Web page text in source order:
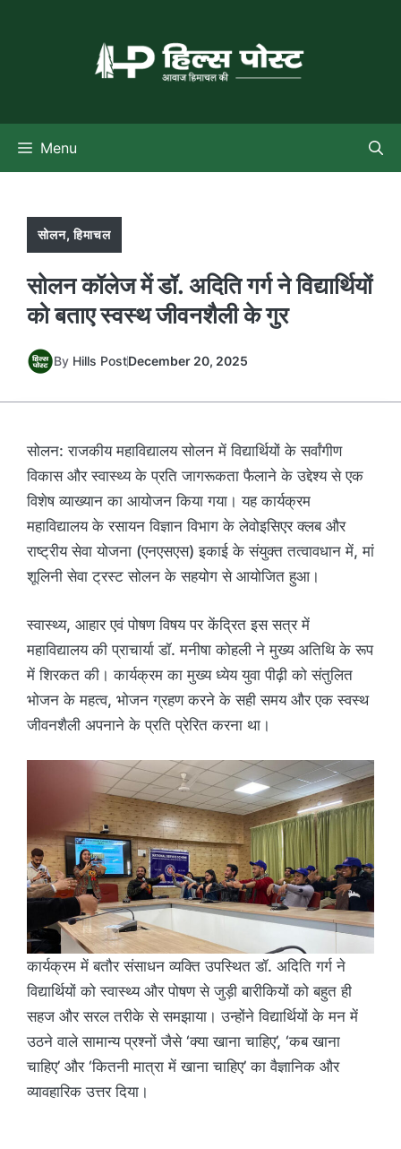
Menu
सोलन,हिमाचल
सोलन कॉलेज में डॉ. अदिति गर्ग ने विद्यार्थियों
को बताए स्वस्थ जीवनशैली के गुर
By Hills PostDecember 20, 2025
सोलन: राजकीय महाविद्यालय सोलन में विद्यार्थियों के सर्वांगीण
विकास और स्वास्थ्य के प्रति जागरूकता फैलाने के उद्देश्य से एक
विशेष व्याख्यान का आयोजन किया गया। यह कार्यक्रम
महाविद्यालय के रसायन विज्ञान विभाग के लेवोइसिएर क्लब और
राष्ट्रीय सेवा योजना (एनएसएस) इकाई के संयुक्त तत्वावधान में, मां
शूलिनी सेवा ट्रस्ट सोलन के सहयोग से आयोजित हुआ।
स्वास्थ्य, आहार एवं पोषण विषय पर केंद्रित इस सत्र में
महाविद्यालय की प्राचार्या डॉ. मनीषा कोहली ने मुख्य अतिथि के रूप
में शिरकत की। कार्यक्रम का मुख्य ध्येय युवा पीढ़ी को संतुलित
भोजन के महत्व, भोजन ग्रहण करने के सही समय और एक स्वस्थ
जीवनशैली अपनाने के प्रति प्रेरित करना था।
कार्यक्रम में बतौर संसाधन व्यक्ति उपस्थित डॉ. अदिति गर्ग ने
विद्यार्थियों को स्वास्थ्य और पोषण से जुड़ी बारीकियों को बहुत ही
सहज और सरल तरीके से समझाया। उन्होंने विद्यार्थियों के मन में
उठने वाले सामान्य प्रश्नों जैसे ‘क्या खाना चाहिए’, ‘कब खाना
चाहिए’ और ‘कितनी मात्रा में खाना चाहिए’ का वैज्ञानिक और
व्यावहारिक उत्तर दिया।